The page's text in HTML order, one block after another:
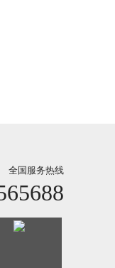
全国服务热线